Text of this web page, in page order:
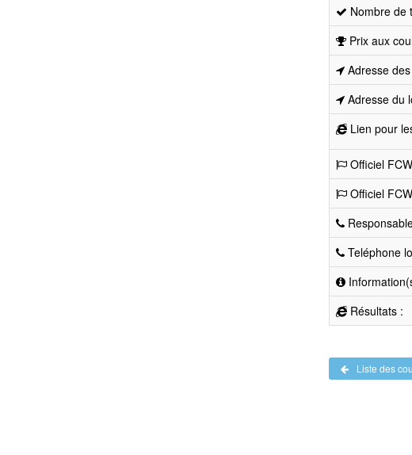
Nombre de
Prix aux
Adresse
Adresse du
Lien pour
Officiel
Officiel
Teléphone
Résultats :
Liste des